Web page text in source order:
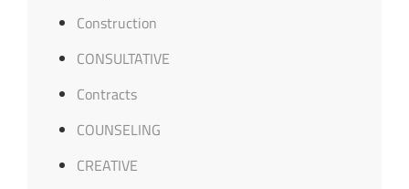
Construction
CONSULTATIVE
Contracts
COUNSELING
CREATIVE